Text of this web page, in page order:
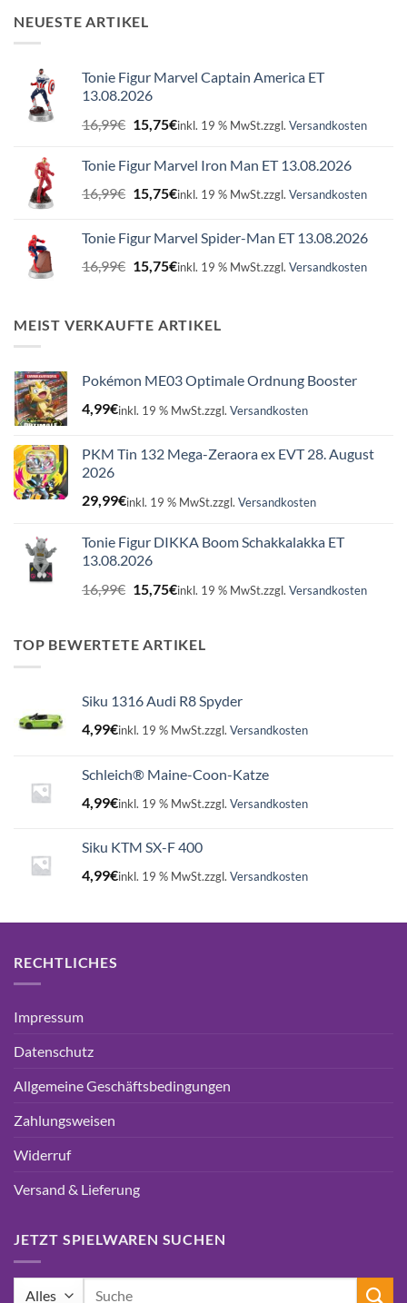
NEUESTE ARTIKEL
Tonie Figur Marvel Captain America ET
13.08.2026
16,99€ Ursprünglicher
Preis
16,99€
15,75€Aktueller
15,75€.
inkl. 19 % MwSt.zzgl. Versandkosten
Tonie Figur Marvel Iron Man ET 13.08.2026
16,99€ Ursprünglicher
Preis
16,99€
15,75€Aktueller
15,75€.
inkl. 19 % MwSt.zzgl. Versandkosten
Tonie Figur Marvel Spider-Man ET 13.08.2026
16,99€ Ursprünglicher
Preis
16,99€
15,75€Aktueller
15,75€.
inkl. 19 % MwSt.zzgl. Versandkosten
MEIST VERKAUFTE ARTIKEL
Pokémon ME03 Optimale Ordnung Booster
4,99€inkl. 19 % MwSt.zzgl. Versandkosten
PKM Tin 132 Mega-Zeraora ex EVT 28. August
2026
29,99€inkl. 19 % MwSt.zzgl. Versandkosten
Tonie Figur DIKKA Boom Schakkalakka ET
13.08.2026
16,99€ Ursprünglicher
Preis
16,99€
15,75€Aktueller
15,75€.
inkl. 19 % MwSt.zzgl. Versandkosten
TOP BEWERTETE ARTIKEL
Siku 1316 Audi R8 Spyder
4,99€inkl. 19 % MwSt.zzgl. Versandkosten
Schleich® Maine-Coon-Katze
4,99€inkl. 19 % MwSt.zzgl. Versandkosten
Siku KTM SX-F 400
4,99€inkl. 19 % MwSt.zzgl. Versandkosten
RECHTLICHES
Impressum
Datenschutz
Allgemeine Geschäftsbedingungen
Zahlungsweisen
Widerruf
Versand & Lieferung
JETZT SPIELWAREN SUCHEN